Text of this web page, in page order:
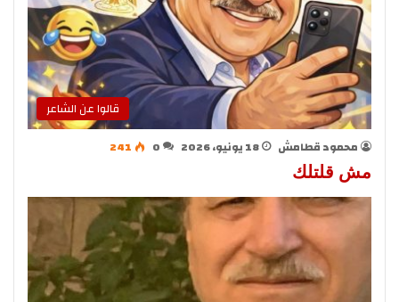
قالوا عن الشاعر
محمود قطامش 18 يونيو، 2026 0
241
مش قلتلك